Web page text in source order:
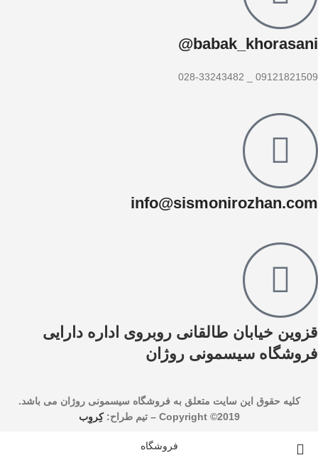
babak_khorasani@
09121821509 _ 028-33243482
info@sismonirozhan.com
قزوین خیابان طالقانی روبروی اداره دارایی
فروشگاه سیسمونی روژان
کليه حقوق اين سايت متعلق به فروشگاه سیسمونی روژان می باشد.
Copyright ©2019 –
تیم طراح:کِروِب
فروشگاه